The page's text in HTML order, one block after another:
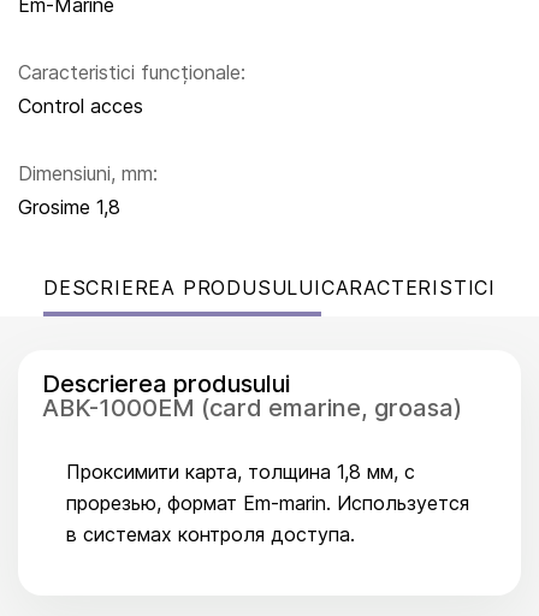
Em-Marine
Caracteristici funcționale:
Control acces
Dimensiuni, mm:
Grosime 1,8
DESCRIEREA PRODUSULUICARACTERISTICI
Descrierea produsului
ABK-1000EM (card emarine, groasa)
Проксимити карта, толщина 1,8 мм, с
прорезью, формат Em-marin. Используется
в системах контроля доступа.